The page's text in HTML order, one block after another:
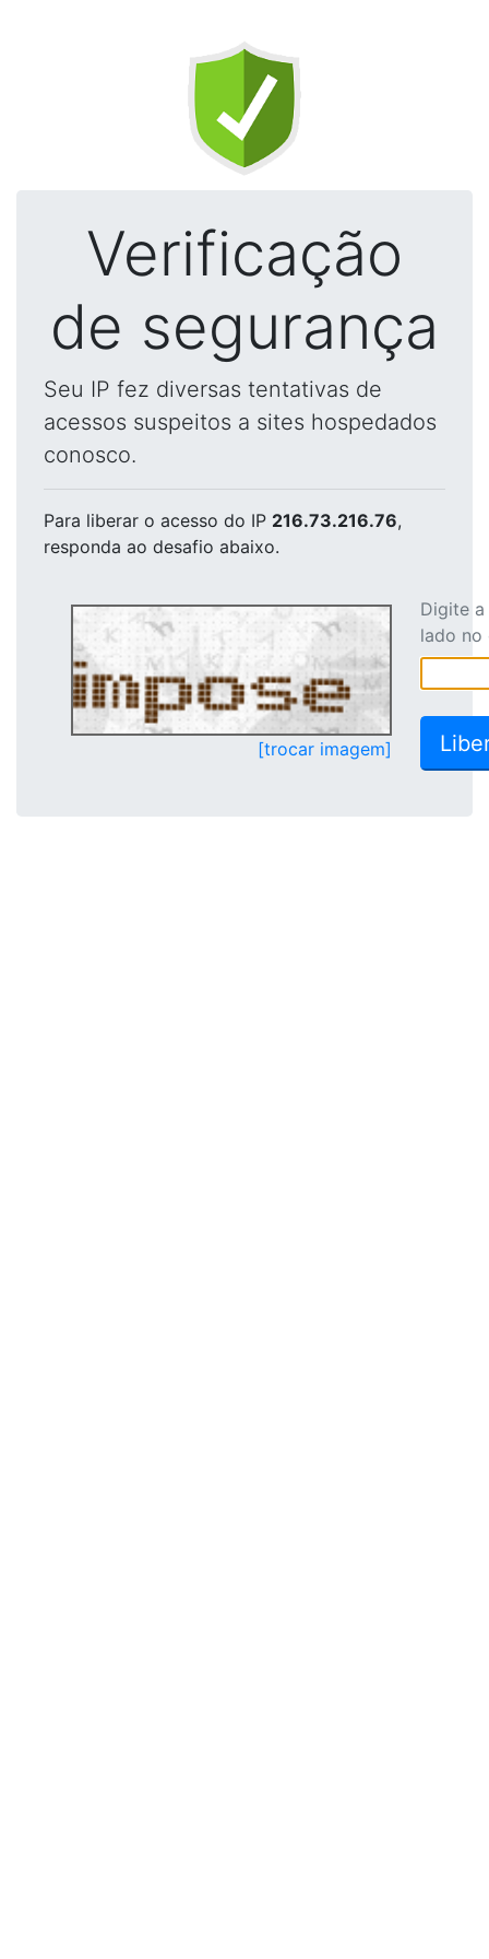
Verificação
de segurança
Seu IP fez diversas tentativas de
acessos suspeitos a sites hospedados
conosco.
Para liberar o acesso do IP 216.73.216.76,
responda ao desafio abaixo.
[trocar imagem]
Digite
lado no